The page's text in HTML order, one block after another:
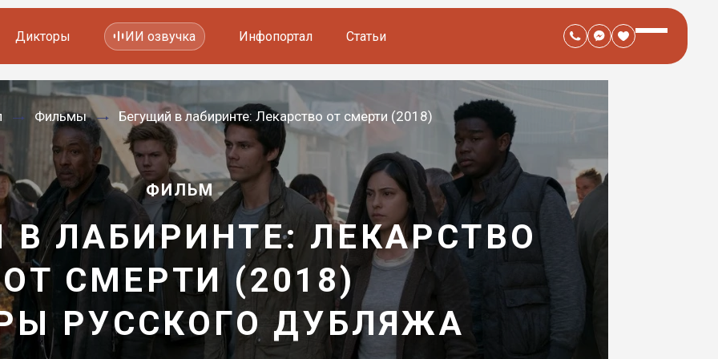
Фильмов и сериалов
Мультфильмов
YouTube каналов
Видеорекламы
Дикторы ИИ озвучка Инфопортал Статьи
Фильмы Бегущий в лабиринте: Лекарство от смерти (2018)
ФИЛЬМ
В ЛАБИРИНТЕ: ЛЕКАРСТВО
ОТ СМЕРТИ (2018)
—
РУССКОГО ДУБЛЯЖА